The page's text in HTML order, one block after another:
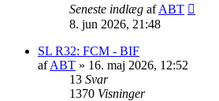
Seneste indlæg afABT
8. jun 2026, 21:48
SL R32: FCM - BIF
afABT » 16. maj 2026, 12:52
13 Svar
1370 Visninger